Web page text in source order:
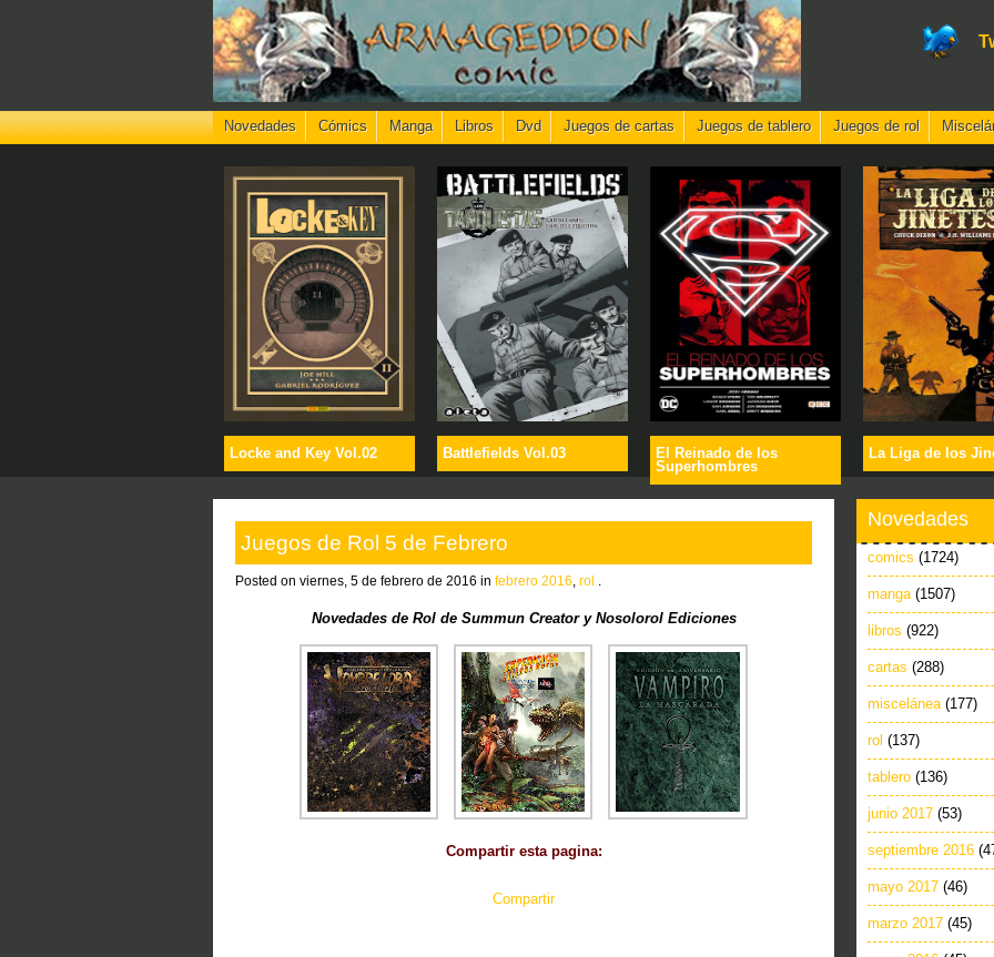
Novedades Cómics Manga Libros Dvd Juegos de cartas Juegos de tablero Juegos de rol
Locke and Key Vol.02 Battlefields Vol.03
El Reinado de los
Superhombres
La Liga de los
Juegos de Rol 5 de Febrero
Posted on viernes, 5 de febrero de 2016 in febrero 2016 rol
Novedades de Rol de Summun Creator y Nosolorol Ediciones
Compartir esta pagina:
Compartir
Novedades
comics (1724)
manga (1507)
libros (922)
cartas (288)
miscelánea (177)
rol (137)
tablero (136)
junio 2017 (53)
septiembre 2016
mayo 2017 (46)
marzo 2017 (45)